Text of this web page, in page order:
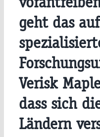
geht das
Verisk
dass sich
Ländern